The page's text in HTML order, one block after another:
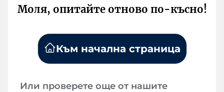
Моля, опитайте отново по-късно!
Към начална страница
Или проверете още от нашите